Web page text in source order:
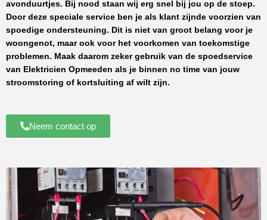
avonduurtjes. Bij nood staan wij erg snel bij jou op de stoep.
Door deze speciale service ben je als klant zijnde voorzien van
spoedige ondersteuning. Dit is niet van groot belang voor je
woongenot, maar ook voor het voorkomen van toekomstige
problemen. Maak daarom zeker gebruik van de spoedservice
van Elektricien Opmeeden als je binnen no time van jouw
stroomstoring of kortsluiting af wilt zijn.
Neem contact op